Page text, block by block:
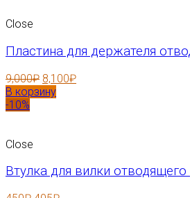
Close
Пластина для держателя
9,000₽ 8,100₽
В корзину
-10%
Close
Втулка для вилки